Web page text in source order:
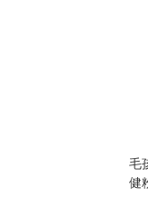
毛
健